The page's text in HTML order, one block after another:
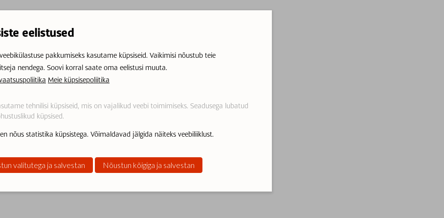
eelistused
pakkumiseks kasutame küpsiseid. Vaikimisi nõustub teie
nendega. Soovi korral saate oma eelistusi muuta.
Meie küpsisepoliitika
tehnilisi küpsiseid, mis on vajalikud veebi toimimiseks. Seadusega lubatud
küpsised.
nõus statistika küpsistega. Võimaldavad jälgida näiteks veebiliiklust.
valitutega ja salvestan Nõustun kõigiga ja salvestan